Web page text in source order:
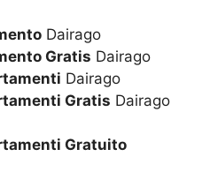
Dairago
Gratis Dairago
Dairago
Gratis Dairago
Gratuito